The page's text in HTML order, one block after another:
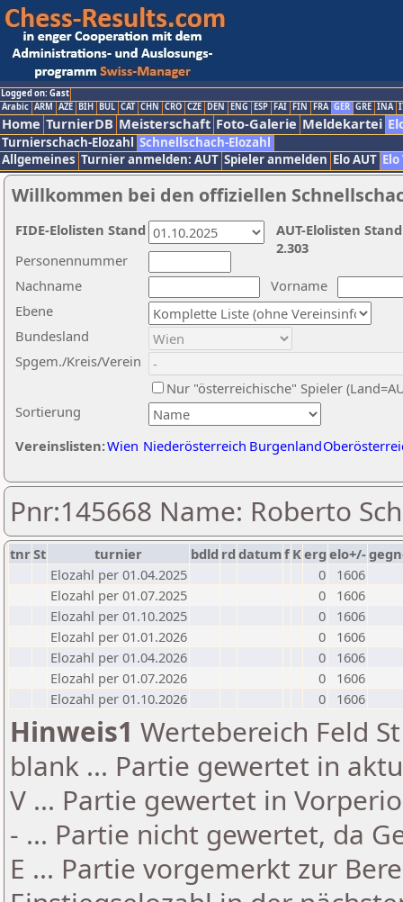
Logged on: Gast
Arabic ARM AZE BIH BUL CAT CHN CRO CZE DEN ENG ESP FAI FIN FRA GER GRE INA
Home TurnierDB Meisterschaft Foto-Galerie Meldekartei
Turnierschach-Elozahl Schnellschach-Elozahl
Allgemeines Turnier anmelden: AUT Spieler anmelden Elo AUT
Willkommen bei den offiziellen
Nachname
Vorname
Ebene
Sortierung
Personennummer
Bundesland
Spgem./Kreis/Verein
Nur "österreichische" Spieler
Vereinslisten:Wien Niederösterreich Burgenland
AUT-Elolisten
2.303
FIDE-Elolisten Stand
Pnr:145668 Name: Roberto
tnrSt turnier bdld rd datumf Kerg elo+/-
Elozahl per 01.04.2025
0
1606
Elozahl per 01.07.2025
0
1606
Elozahl per 01.10.2025
0
1606
Elozahl per 01.01.2026
0
1606
Elozahl per 01.04.2026
0
1606
Elozahl per 01.07.2026
0
1606
Elozahl per 01.10.2026
0 1606
Hinweis1 Wertebereich Feld
blank ... Partie gewertet in
V ... Partie gewertet in
- ... Partie nicht gewertet, da
E ... Partie vorgemerkt zur